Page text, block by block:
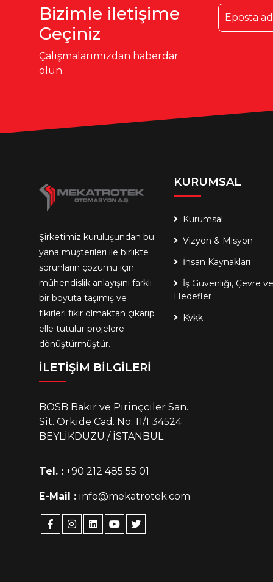
Bizimle iletişime
Geçiniz
Çalışmalarımızdan haberdar
olun.
Şirketimiz kuruluşundan bu
yana müşterileri ile birlikte
sorunların çözümü için
mühendislik anlayışını farklı
bir boyuta taşımış ve
fikirleri fikir olmaktan çıkarıp
elle tutulur projelere
dönüştürmüştür.
KURUMSAL
Kurumsal
Vizyon & Misyon
İnsan Kaynakları
İş Güvenliği, Çevre ve
Hedefler
Kvkk
İLETİŞİM BİLGİLERİ
BOSB Bakır ve Pirinçciler San.
Sit. Orkide Cad. No: 11/1 34524
BEYLİKDÜZÜ / İSTANBUL
Tel. : +90 212 485 55 01
E-Mail : info@mekatrotek.com